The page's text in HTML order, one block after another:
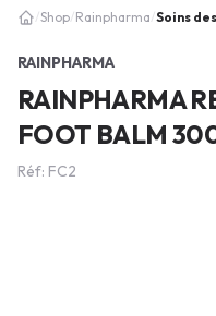
/Shop/ Rainpharma/Soins
RAINPHARMA
RAINPHARMA
FOOT BALM
Réf: FC2